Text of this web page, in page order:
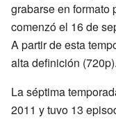
grabarse en formato
comenzó el 16 de
A partir de esta
alta definición (720p).
La séptima
2011 y tuvo 13